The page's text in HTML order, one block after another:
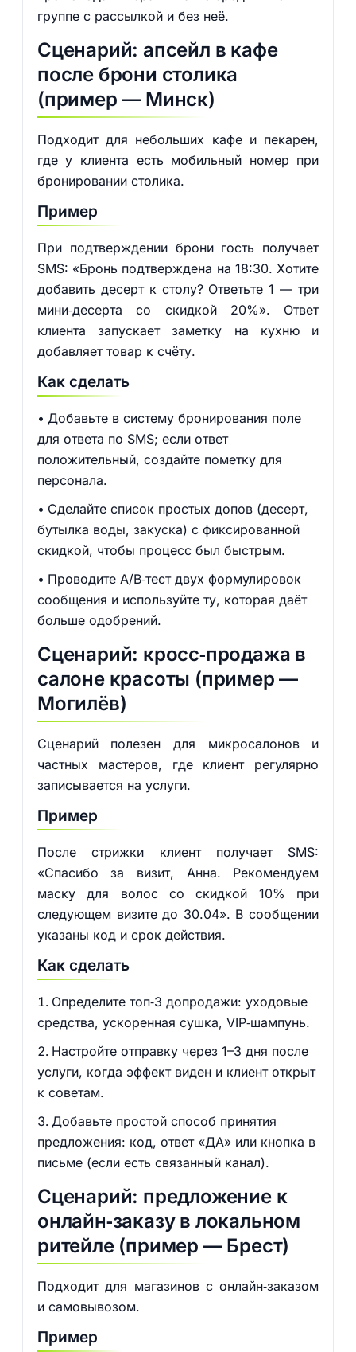
группе с рассылкой и без неё.
Сценарий: апсейл в кафе
после брони столика
(пример — Минск)
Подходит для небольших кафе и пекарен,
где у клиента есть мобильный номер при
бронировании столика.
Пример
При подтверждении брони гость получает
SMS: «Бронь подтверждена на 18:30. Хотите
добавить десерт к столу? Ответьте 1 — три
мини‑десерта со скидкой 20%». Ответ
клиента запускает заметку на кухню и
добавляет товар к счёту.
Как сделать
Добавьте в систему бронирования поле
для ответа по SMS; если ответ
положительный, создайте пометку для
персонала.
Сделайте список простых допов (десерт,
бутылка воды, закуска) с фиксированной
скидкой, чтобы процесс был быстрым.
Проводите A/B‑тест двух формулировок
сообщения и используйте ту, которая даёт
больше одобрений.
Сценарий: кросс‑продажа в
салоне красоты (пример —
Могилёв)
Сценарий полезен для микросалонов и
частных мастеров, где клиент регулярно
записывается на услуги.
Пример
После стрижки клиент получает SMS:
«Спасибо за визит, Анна. Рекомендуем
маску для волос со скидкой 10% при
следующем визите до 30.04». В сообщении
указаны код и срок действия.
Как сделать
Определите топ‑3 допродажи: уходовые
средства, ускоренная сушка, VIP‑шампунь.
Настройте отправку через 1–3 дня после
услуги, когда эффект виден и клиент открыт
к советам.
Добавьте простой способ принятия
предложения: код, ответ «ДА» или кнопка в
письме (если есть связанный канал).
Сценарий: предложение к
онлайн‑заказу в локальном
ритейле (пример — Брест)
Подходит для магазинов с онлайн‑заказом
и самовывозом.
Пример